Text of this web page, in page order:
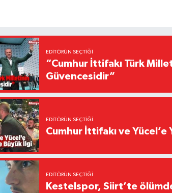
EDITÖRÜN SEÇTIĞI
“Cumhur İttifakı Türk
Güvencesidir”
EDITÖRÜN SEÇTIĞI
Cumhur İttifakı ve
EDITÖRÜN SEÇTIĞI
Kestelspor, Siirt’te